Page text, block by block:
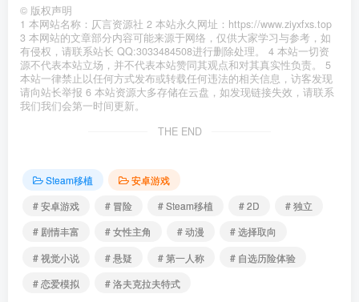
© 版权声明
1 本网站名称：仄言资源社 2 本站永久网址：https://www.ziyxfxs.top
3 本网站的文章部分内容可能来源于网络，仅供大家学习与参考，如
有侵权，请联系站长 QQ:3033484508进行删除处理。 4 本站一切资
源不代表本站立场，并不代表本站赞同其观点和对其真实性负责。 5
本站一律禁止以任何方式发布或转载任何违法的相关信息，访客发现
请向站长举报 6 本站资源大多存储在云盘，如发现链接失效，请联系
我们我们会第一时间更新。
THE END
Steam移植
安卓游戏
# 安卓游戏
# 冒险 # Steam移植 # 2D
# 独立
# 剧情丰富
# 女性主角 # 动漫
# 选择取向
# 视觉小说
# 悬疑 # 第一人称
# 自选历险体验
# 恋爱模拟
# 洛夫克拉夫特式